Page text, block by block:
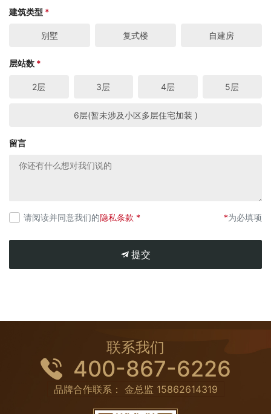
建筑类型 *
别墅 复式楼 自建房
层站数 *
2层 3层 4层 5层
6层(暂未涉及小区多层住宅加装 )
留言
请阅读并同意我们的隐私条款 * *为必填项
提交
联系我们
400-867-6226
品牌合作联系： 金总监 15862614319